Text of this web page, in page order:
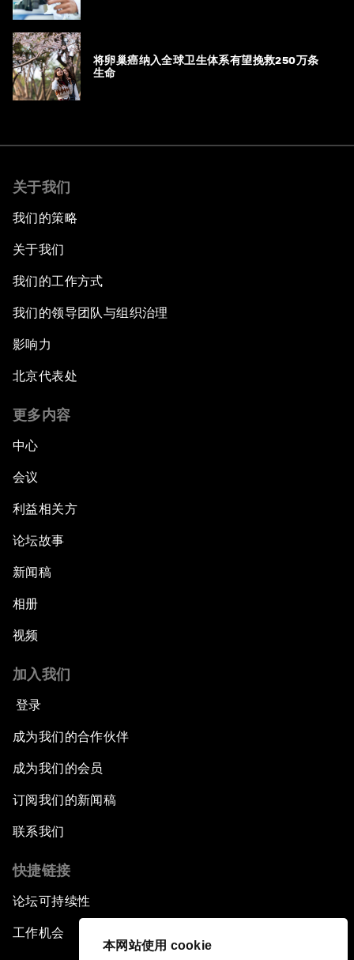
本网站使用 cookie
将卵巢癌纳入全球卫生体系有望挽救250万条
生命
关于我们
我们的策略
关于我们
我们的工作方式
我们的领导团队与组织治理
影响力
北京代表处
更多内容
中心
会议
利益相关方
论坛故事
新闻稿
相册
视频
加入我们
登录
成为我们的合作伙伴
成为我们的会员
订阅我们的新闻稿
联系我们
快捷链接
论坛可持续性
工作机会